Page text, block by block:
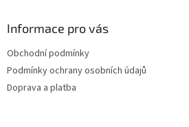
Informace pro vás
Obchodní podmínky
Podmínky ochrany osobních údajů
Doprava a platba